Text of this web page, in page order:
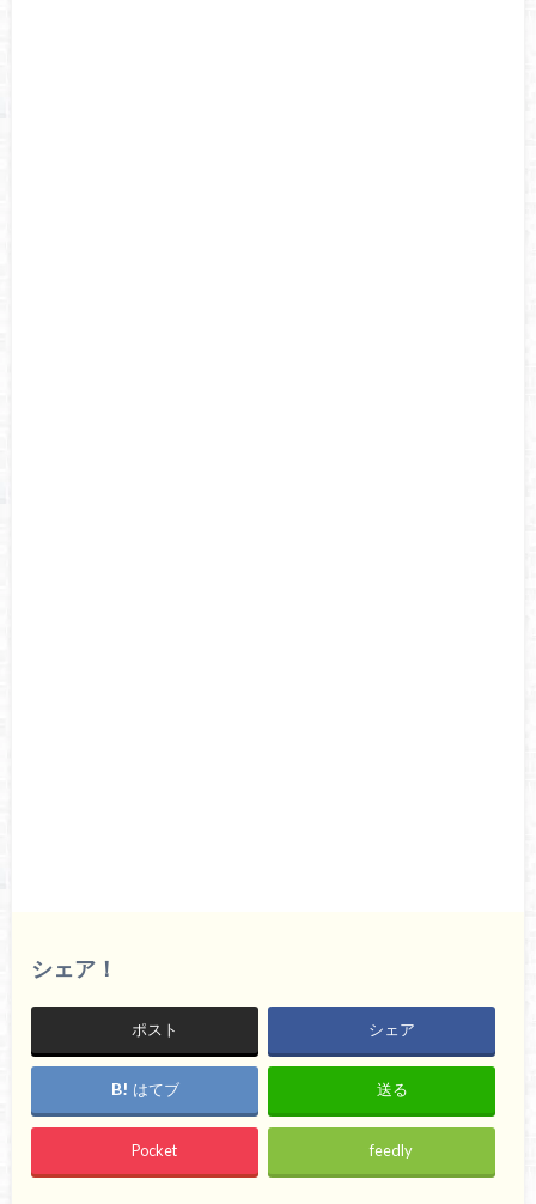
シェア！
ポスト シェア
はてブ 送る
Pocket feedly